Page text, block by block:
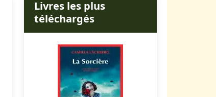
Livres les plus
téléchargés